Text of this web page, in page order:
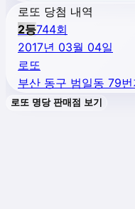
로또 당첨 내역
2등744회
2017년 03월 04일
로또
부산 동구 범일동 79
로또 명당 판매점 보기